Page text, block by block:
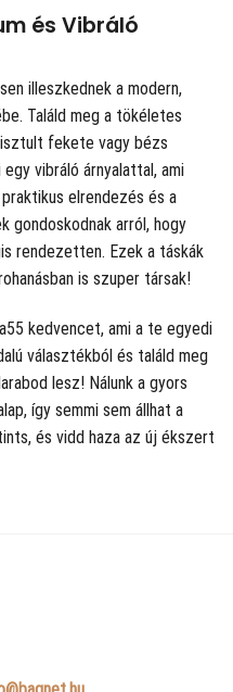
és Vibráló
illeszkednek a modern,
Találd meg a tökéletes
fekete vagy bézs
vibráló árnyalattal, ami
elrendezés és a
gondoskodnak arról, hogy
rendezetten. Ezek a táskák
is szuper társak!
kedvencet, ami a te egyedi
választékból és találd meg
lesz! Nálunk a gyors
így semmi sem állhat a
és vidd haza az új ékszert